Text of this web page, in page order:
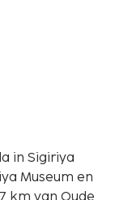
in Sigiriya
Museum en